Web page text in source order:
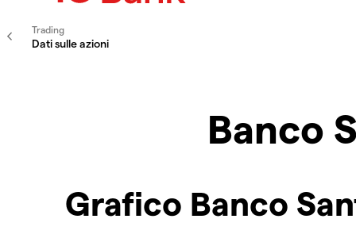
Trading
Dati sulle azioni
Banco
Grafico Banco